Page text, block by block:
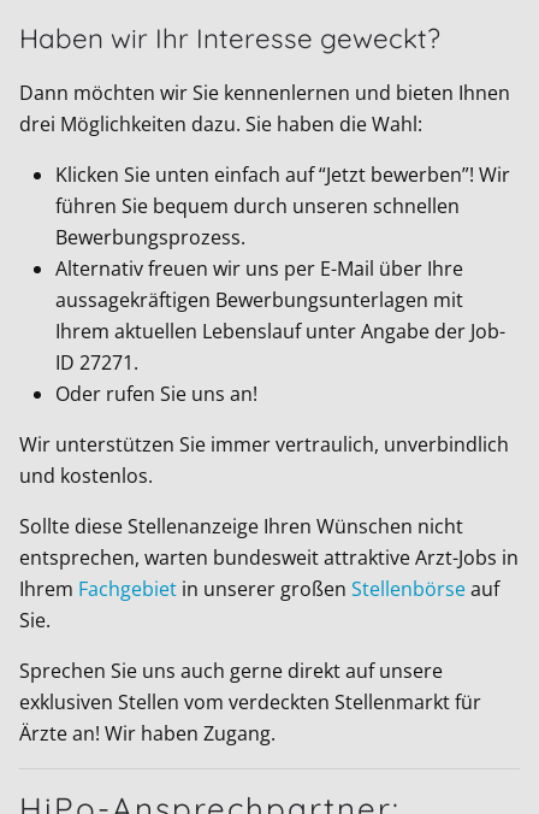
Haben wir Ihr Interesse geweckt?
Dann möchten wir Sie kennenlernen und bieten Ihnen
drei Möglichkeiten dazu. Sie haben die Wahl:
Klicken Sie unten einfach auf “Jetzt bewerben”! Wir
führen Sie bequem durch unseren schnellen
Bewerbungsprozess.
Alternativ freuen wir uns per E-Mail über Ihre
aussagekräftigen Bewerbungsunterlagen mit
Ihrem aktuellen Lebenslauf unter Angabe der Job-
ID 27271.
Oder rufen Sie uns an!
Wir unterstützen Sie immer vertraulich, unverbindlich
und kostenlos.
Sollte diese Stellenanzeige Ihren Wünschen nicht
entsprechen, warten bundesweit attraktive Arzt-Jobs in
Ihrem Fachgebiet in unserer großen Stellenbörseauf
Sie.
Sprechen Sie uns auch gerne direkt auf unsere
exklusiven Stellen vom verdeckten Stellenmarkt für
Ärzte an! Wir haben Zugang.